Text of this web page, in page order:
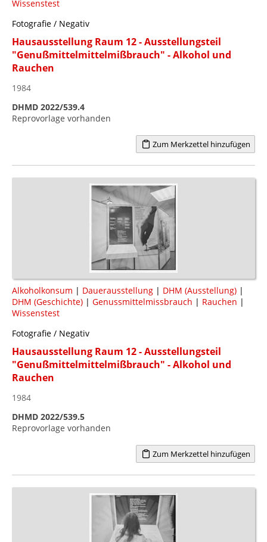
Wissenstest
Fotografie / Negativ
Hausausstellung Raum 12 - Ausstellungsteil
"Genußmittelmittelmißbrauch" - Alkohol und
Rauchen
1984
DHMD 2022/539.4
Reprovorlage vorhanden
Zum Merkzettel hinzufügen
Alkoholkonsum | Dauerausstellung | DHM (Ausstellung) |
DHM (Geschichte) | Genussmittelmissbrauch | Rauchen |
Wissenstest
Fotografie / Negativ
Hausausstellung Raum 12 - Ausstellungsteil
"Genußmittelmittelmißbrauch" - Alkohol und
Rauchen
1984
DHMD 2022/539.5
Reprovorlage vorhanden
Zum Merkzettel hinzufügen